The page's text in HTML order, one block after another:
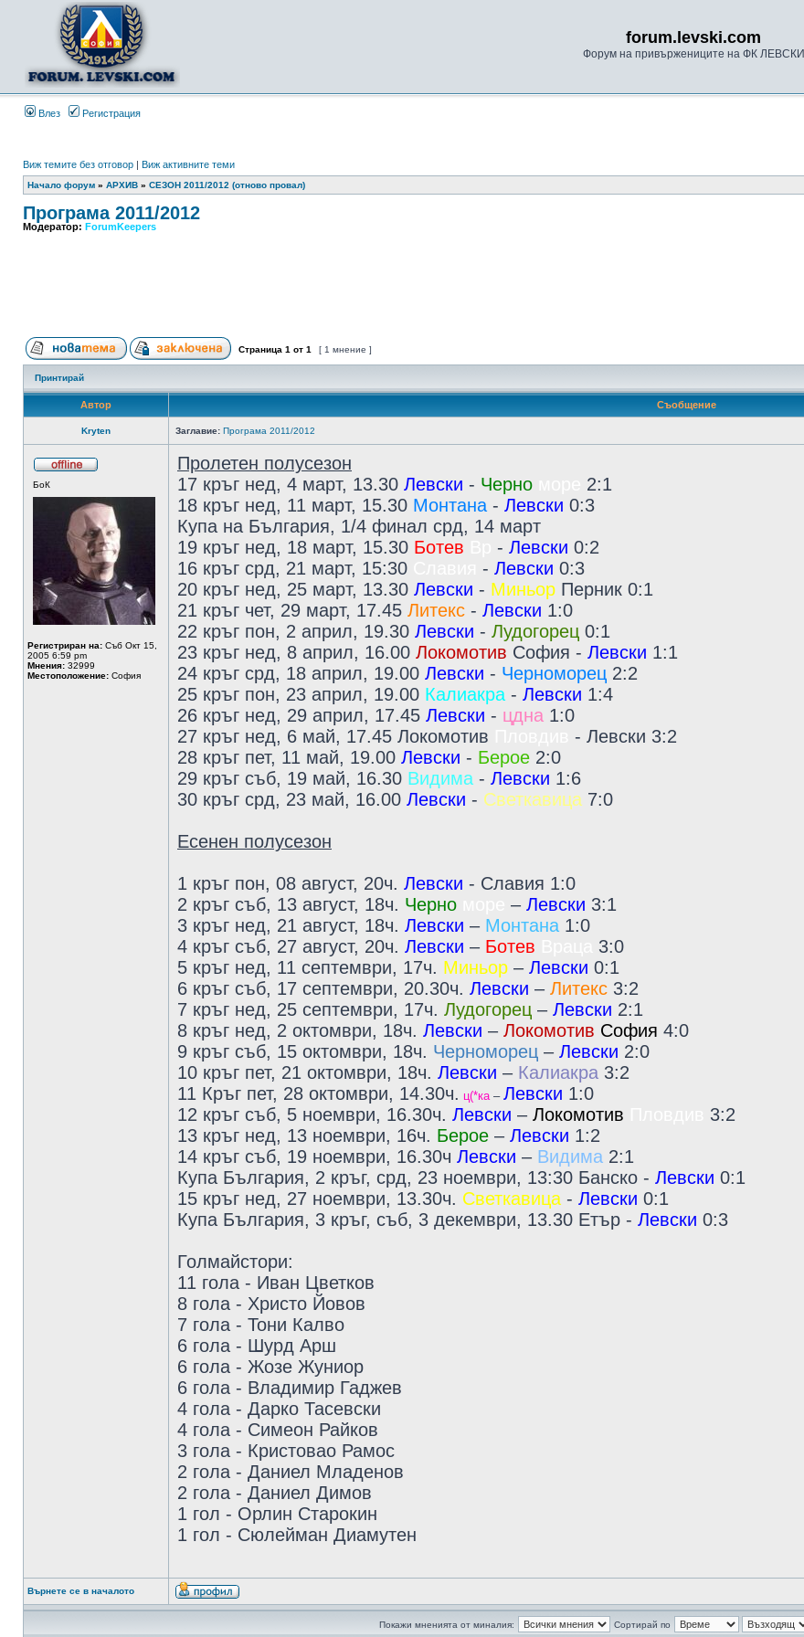
forum.levski.com
Форум на привържениците на ФК ЛЕВСКИ
Влез Регистрация
Виж темите без отговор | Виж активните теми
Начало форум » АРХИВ » СЕЗОН 2011/2012 (отново провал)
Програма 2011/2012
Модератор: ForumKeepers
Страница 1 от 1 [ 1 мнение ]
Принтирай
Автор Съобщение
Kryten Заглавие: Програма 2011/2012
БоК
Регистриран на: Съб Окт 15,
2005 6:59 pm
Мнения: 32999
Местоположение: София
Пролетен полусезон
17 кръг нед, 4 март, 13.30 Левски - Черно
2:1
18 кръг нед, 11 март, 15.30 Монтана - Левски 0:3
Купа на България, 1/4 финал срд, 14 март
19 кръг нед, 18 март, 15.30 Ботев - Левски 0:2
16 кръг срд, 21 март, 15:30
- Левски 0:3
20 кръг нед, 25 март, 13.30 Левски - Миньор Перник 0:1
21 кръг чет, 29 март, 17.45 Литекс - Левски 1:0
22 кръг пон, 2 април, 19.30 Левски - Лудогорец 0:1
23 кръг нед, 8 април, 16.00 Локомотив София - Левски 1:1
24 кръг срд, 18 април, 19.00 Левски - Черноморец 2:2
25 кръг пон, 23 април, 19.00 Калиакра - Левски 1:4
26 кръг нед, 29 април, 17.45 Левски - цдна 1:0
27 кръг нед, 6 май, 17.45 Локомотив
- Левски 3:2
28 кръг пет, 11 май, 19.00 Левски - Берое 2:0
29 кръг съб, 19 май, 16.30 Видима - Левски 1:6
30 кръг срд, 23 май, 16.00 Левски - Светкавица 7:0
Есенен полусезон
1 кръг пон, 08 август, 20ч. Левски - Славия 1:0
2 кръг съб, 13 август, 18ч. Черно – Левски 3:1
3 кръг нед, 21 август, 18ч. Левски – Монтана 1:0
4 кръг съб, 27 август, 20ч. Левски – Ботев
3:0
5 кръг нед, 11 септември, 17ч. Миньор – Левски 0:1
6 кръг съб, 17 септември, 20.30ч. Левски – Литекс 3:2
7 кръг нед, 25 септември, 17ч. Лудогорец – Левски 2:1
8 кръг нед, 2 октомври, 18ч. Левски – Локомотив София 4:0
9 кръг съб, 15 октомври, 18ч. Черноморец – Левски 2:0
10 кръг пет, 21 октомври, 18ч. Левски – Калиакра 3:2
11 Кръг пет, 28 октомври, 14.30ч. ц(*ка – Левски 1:0
12 кръг съб, 5 ноември, 16.30ч. Левски – Локомотив
3:2
13 кръг нед, 13 ноември, 16ч. Берое – Левски 1:2
14 кръг съб, 19 ноември, 16.30ч Левски – Видима 2:1
Купа България, 2 кръг, срд, 23 ноември, 13:30 Банско - Левски 0:1
15 кръг нед, 27 ноември, 13.30ч. Светкавица - Левски 0:1
Купа България, 3 кръг, съб, 3 декември, 13.30 Етър - Левски 0:3
Голмайстори:
11 гола - Иван Цветков
8 гола - Христо Йовов
7 голa - Тони Калво
6 гола - Шурд Арш
6 голa - Жозе Жуниор
6 гола - Владимир Гаджев
4 голa - Дарко Тасевски
4 гола - Симеон Райков
3 гола - Кристовао Рамос
2 гола - Даниел Младенов
2 гола - Даниел Димов
1 гол - Орлин Старокин
1 гол - Сюлейман Диамутен
Върнете се в началото
Покажи мненията от миналия: Сортирай по